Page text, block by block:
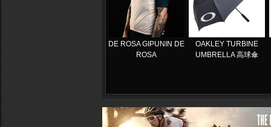
DE ROSA GIPUNIN DE
ROSA
OAKLEY TURBINE
UMBRELLA 高球傘